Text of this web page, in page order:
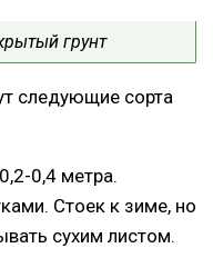
грунт
следующие сорта
0,4 метра.
Стоек к зиме, но
сухим листом.